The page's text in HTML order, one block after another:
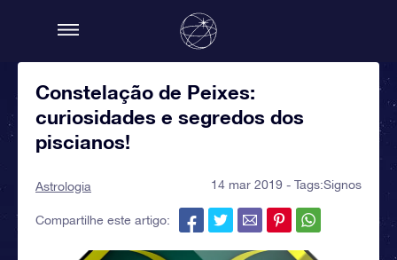
Constelação de Peixes:
curiosidades e segredos dos
piscianos!
Astrologia 14 mar 2019 - Tags:Signos
Compartilhe este artigo: